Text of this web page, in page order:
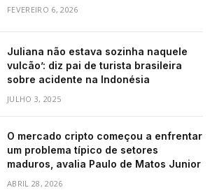
FEVEREIRO 6, 2026
Juliana não estava sozinha naquele
vulcão’: diz pai de turista brasileira
sobre acidente na Indonésia
JULHO 3, 2025
O mercado cripto começou a enfrentar
um problema típico de setores
maduros, avalia Paulo de Matos Junior
ABRIL 28, 2026